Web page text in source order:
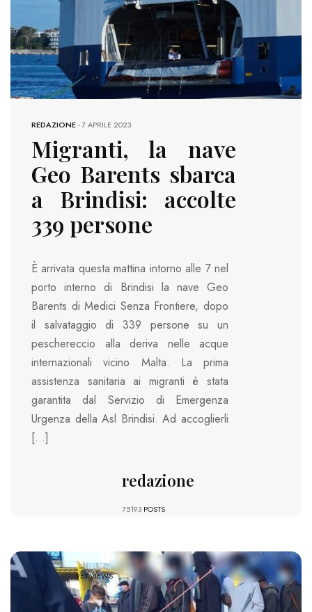
REDAZIONE-7 APRILE 2023
Migranti, la nave
Geo Barents sbarca
a Brindisi: accolte
339 persone
È arrivata questa mattina intorno alle 7 nel
porto interno di Brindisi la nave Geo
Barents di Medici Senza Frontiere, dopo
il salvataggio di 339 persone su un
peschereccio alla deriva nelle acque
internazionali vicino Malta. La prima
assistenza sanitaria ai migranti è stata
garantita dal Servizio di Emergenza
Urgenza della Asl Brindisi. Ad accoglierli
[…]
redazione
75193 POSTS
951 VIEWS